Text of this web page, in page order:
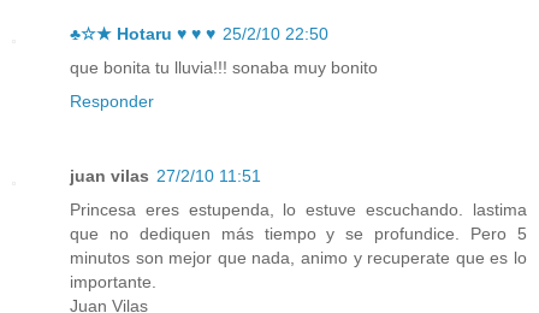
♣☆★ Hotaru ♥ ♥ ♥ 25/2/10 22:50
que bonita tu lluvia!!! sonaba muy bonito
Responder
juan vilas 27/2/10 11:51
Princesa eres estupenda, lo estuve escuchando. lastima
que no dediquen más tiempo y se profundice. Pero 5
minutos son mejor que nada, animo y recuperate que es lo
importante.
Juan Vilas